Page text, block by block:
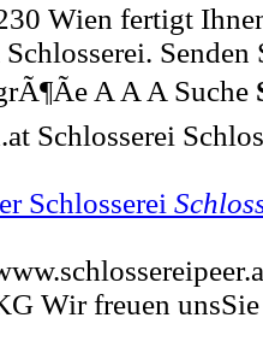
Wien fertigt
A A A Suche
Schlosserei
Schlosserei
Wir freuen